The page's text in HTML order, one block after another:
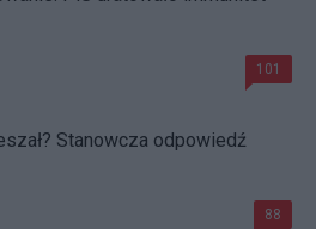
101
Stanowcza odpowiedź
88